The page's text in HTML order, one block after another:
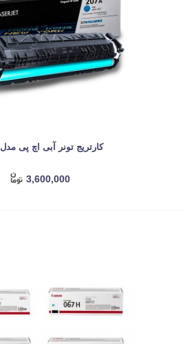
کارتریج تونر آبی اچ پی مدل 207A
3,600,000